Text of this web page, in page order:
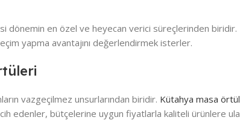
dönemin en özel ve heyecan verici süreçlerinden
yapma avantajını değerlendirmek isterler.
vazgeçilmez unsurlarından biridir. Kütahya masa
edenler, bütçelerine uygun fiyatlarla kaliteli ürünlere